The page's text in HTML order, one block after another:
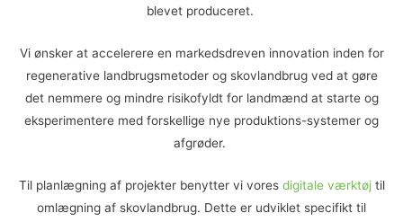
blevet produceret.
Vi ønsker at accelerere en markedsdreven innovation inden for
regenerative landbrugsmetoder og skovlandbrug ved at gøre
det nemmere og mindre risikofyldt for landmænd at starte og
eksperimentere med forskellige nye produktions-systemer og
afgrøder.
Til planlægning af projekter benytter vi vores digitale værktøjtil
omlægning af skovlandbrug. Dette er udviklet specifikt til